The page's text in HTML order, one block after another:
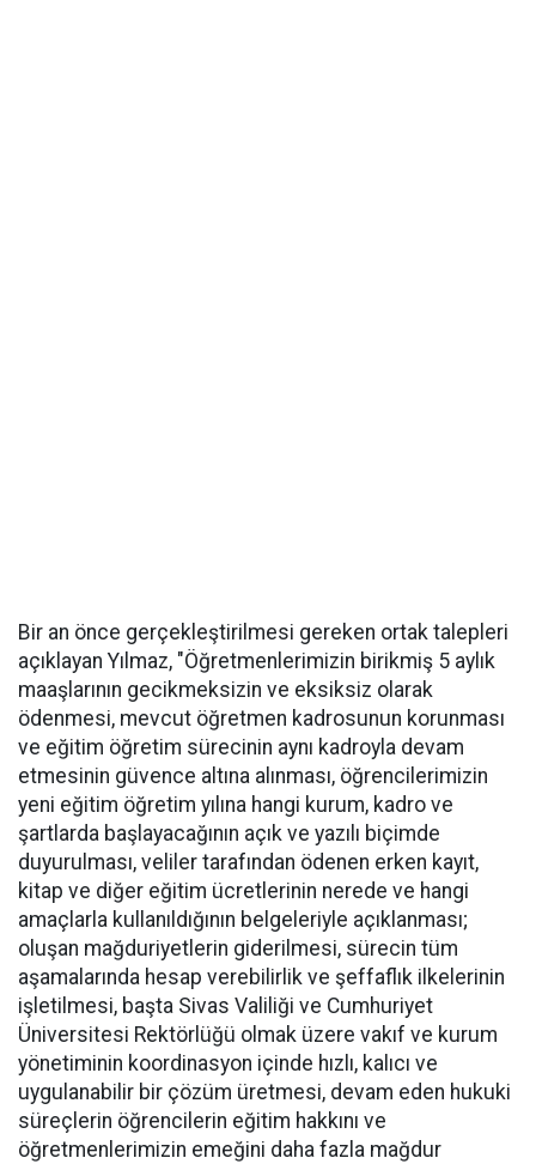
Bir an önce gerçekleştirilmesi gereken ortak talepleri
açıklayan Yılmaz, "Öğretmenlerimizin birikmiş 5 aylık
maaşlarının gecikmeksizin ve eksiksiz olarak
ödenmesi, mevcut öğretmen kadrosunun korunması
ve eğitim öğretim sürecinin aynı kadroyla devam
etmesinin güvence altına alınması, öğrencilerimizin
yeni eğitim öğretim yılına hangi kurum, kadro ve
şartlarda başlayacağının açık ve yazılı biçimde
duyurulması, veliler tarafından ödenen erken kayıt,
kitap ve diğer eğitim ücretlerinin nerede ve hangi
amaçlarla kullanıldığının belgeleriyle açıklanması;
oluşan mağduriyetlerin giderilmesi, sürecin tüm
aşamalarında hesap verebilirlik ve şeffaflık ilkelerinin
işletilmesi, başta Sivas Valiliği ve Cumhuriyet
Üniversitesi Rektörlüğü olmak üzere vakıf ve kurum
yönetiminin koordinasyon içinde hızlı, kalıcı ve
uygulanabilir bir çözüm üretmesi, devam eden hukuki
süreçlerin öğrencilerin eğitim hakkını ve
öğretmenlerimizin emeğini daha fazla mağdur